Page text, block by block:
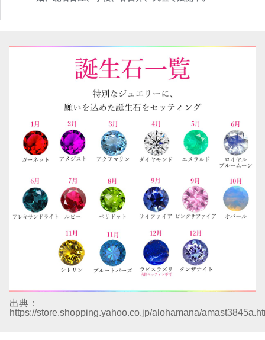
出典：
https://store.shopping.yahoo.co.jp/alohamana/